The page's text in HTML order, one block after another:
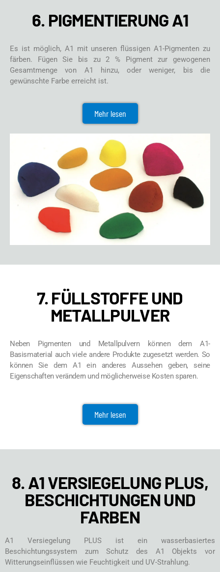
6. PIGMENTIERUNG A1
Es ist möglich, A1 mit unseren flüssigen A1-Pigmenten zu
färben. Fügen Sie bis zu 2 % Pigment zur gewogenen
Gesamtmenge von A1 hinzu, oder weniger, bis die
gewünschte Farbe erreicht ist.
Mehr lesen
7. FÜLLSTOFFE UND
METALLPULVER
Neben Pigmenten und Metallpulvern können dem A1-
Basismaterial auch viele andere Produkte zugesetzt werden. So
können Sie dem A1 ein anderes Aussehen geben, seine
Eigenschaften verändern und möglicherweise Kosten sparen.
Mehr lesen
8. A1 VERSIEGELUNG PLUS,
BESCHICHTUNGEN UND
FARBEN
A1 Versiegelung PLUS ist ein wasserbasiertes
Beschichtungssystem zum Schutz des A1 Objekts vor
Witterungseinflüssen wie Feuchtigkeit und UV-Strahlung.